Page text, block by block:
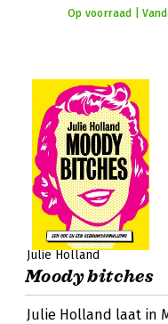
Op voorraad |
Julie Holland
Moody bitches
Julie Holland laat in